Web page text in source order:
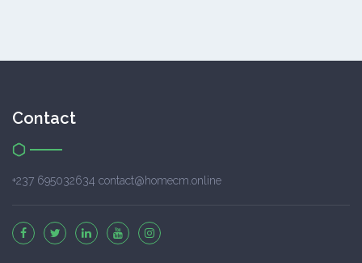
Contact
+237 695032634 contact@homecm.online